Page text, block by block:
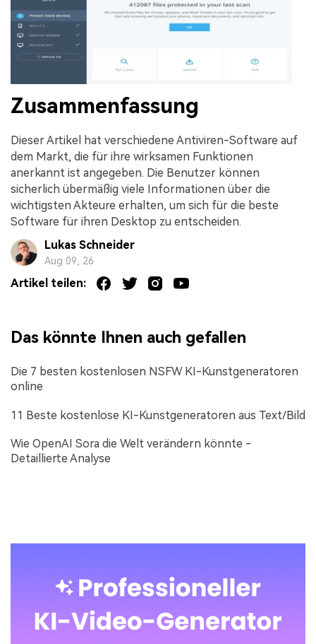
Zusammenfassung
Dieser Artikel hat verschiedene Antiviren-Software auf
dem Markt, die für ihre wirksamen Funktionen
anerkannt ist angegeben. Die Benutzer können
sicherlich übermäßig viele Informationen über die
wichtigsten Akteure erhalten, um sich für die beste
Software für ihren Desktop zu entscheiden.
Lukas Schneider
Aug 09, 26
Artikel teilen:
Das könnte Ihnen auch gefallen
Die 7 besten kostenlosen NSFW KI-Kunstgeneratoren
online
11 Beste kostenlose KI-Kunstgeneratoren aus Text/Bild
Wie OpenAI Sora die Welt verändern könnte -
Detaillierte Analyse